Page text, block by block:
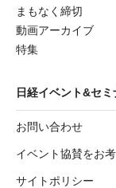
まもなく締切
動画アーカイブ
特集
日経イベント&セ
お問い合わせ
イベント協賛をお
サイトポリシー